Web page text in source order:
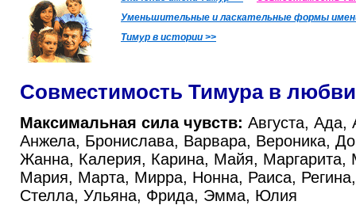
Уменьшительные и ласкательные формы
Тимур в истории >>
Совместимость Тимура в любви
Максимальная сила чувств: Августа, Ада,
Анжела, Бронислава, Варвара, Вероника,
Жанна, Калерия, Карина, Майя, Маргарита,
Мария, Марта, Мирра, Нонна, Раиса,
Стелла, Ульяна, Фрида, Эмма, Юлия